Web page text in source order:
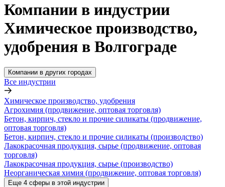
Компании в индустрии
Химическое производство,
удобрения в Волгограде
Компании в других городах
Все индустрии
Химическое производство, удобрения
Агрохимия (продвижение, оптовая торговля)
Бетон, кирпич, стекло и прочие силикаты (продвижение,
оптовая торговля)
Бетон, кирпич, стекло и прочие силикаты (производство)
Лакокрасочная продукция, сырье (продвижение, оптовая
торговля)
Лакокрасочная продукция, сырье (производство)
Неорганическая химия (продвижение, оптовая торговля)
Еще 4 сферы в этой индустрии